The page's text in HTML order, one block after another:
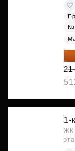
21
1-
ЖК